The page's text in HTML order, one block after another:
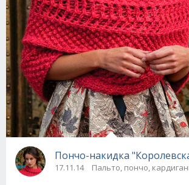
Пончо-накидка
17.11.14 Пальто, пончо,